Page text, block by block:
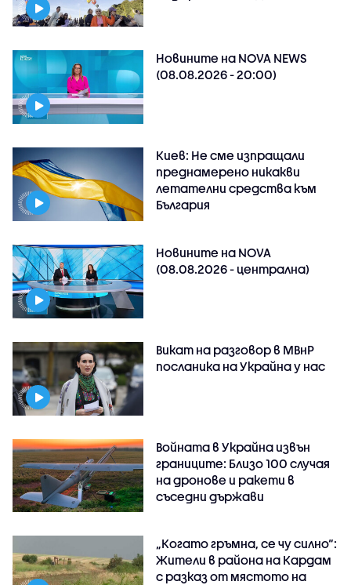
Новините на NOVA NEWS
(08.08.2026 - 20:00)
Киев: Не сме изпращали
преднамерено никакви
летателни средства към
България
Новините на NOVA
(08.08.2026 - централна)
Викат на разговор в МВнР
посланика на Украйна у нас
Войната в Украйна извън
границите: Близо 100 случая
на дронове и ракети в
съседни държави
„Когато гръмна, се чу силно“:
Жители в района на Кардам
с разказ от мястото на